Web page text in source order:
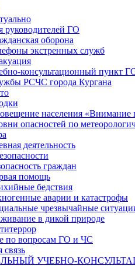
руководителей ГО
оборона
экстренных служб
консультационный пункт
РСЧС города Кургана
населения «Внимание
опасностей по
деятельность
граждан
помощь
бедствия
аварии и катастрофы
чрезвычайные
в дикой природе
по вопросам ГО и ЧС
связь
УЧЕБНО-